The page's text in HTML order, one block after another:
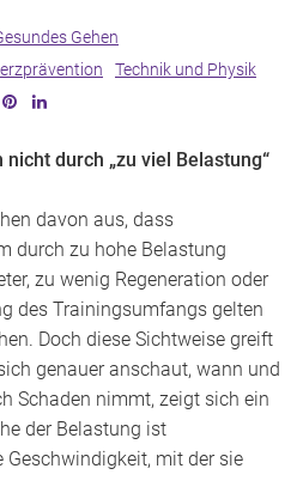
Gehen
Technik und Physik
durch „zu viel Belastung“
davon aus, dass
durch zu hohe Belastung
zu wenig Regeneration oder
des Trainingsumfangs gelten
Doch diese Sichtweise greift
genauer anschaut, wann und
Schaden nimmt, zeigt sich ein
der Belastung ist
Geschwindigkeit, mit der sie